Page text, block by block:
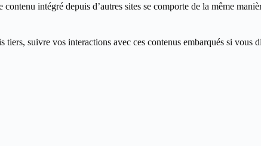
intégré depuis d’autres sites se comporte de la même
suivre vos interactions avec ces contenus embarqués si vous